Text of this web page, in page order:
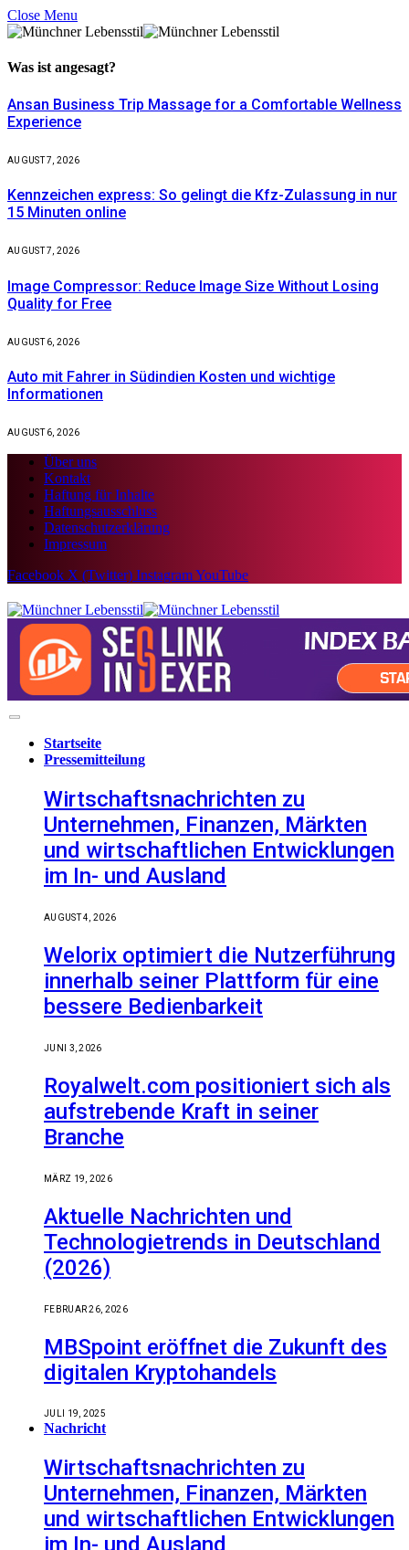
Close Menu
Was ist angesagt?
Ansan Business Trip Massage for a Comfortable Wellness
Experience
AUGUST 7, 2026
Kennzeichen express: So gelingt die Kfz-Zulassung in nur
15 Minuten online
AUGUST 7, 2026
Image Compressor: Reduce Image Size Without Losing
Quality for Free
AUGUST 6, 2026
Auto mit Fahrer in Südindien Kosten und wichtige
Informationen
AUGUST 6, 2026
Über uns
Kontakt
Haftung für Inhalte
Haftungsausschluss
Datenschutzerklärung
Impressum
Facebook X (Twitter) InstagramYouTube
Startseite
Pressemitteilung
Wirtschaftsnachrichten zu
Unternehmen, Finanzen, Märkten
und wirtschaftlichen Entwicklungen
im In- und Ausland
AUGUST 4, 2026
Welorix optimiert die Nutzerführung
innerhalb seiner Plattform für eine
bessere Bedienbarkeit
JUNI 3, 2026
Royalwelt.com positioniert sich als
aufstrebende Kraft in seiner
Branche
MÄRZ 19, 2026
Aktuelle Nachrichten und
Technologietrends in Deutschland
(2026)
FEBRUAR 26, 2026
MBSpoint eröffnet die Zukunft des
digitalen Kryptohandels
JULI 19, 2025
Nachricht
Wirtschaftsnachrichten zu
Unternehmen, Finanzen, Märkten
und wirtschaftlichen Entwicklungen
im In- und Ausland